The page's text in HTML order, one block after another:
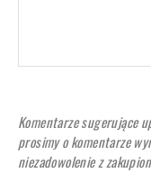
Komentarze sugerujące
prosimy o komentarze
niezadowolenie z